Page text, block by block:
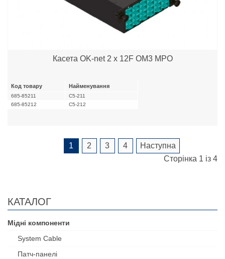
Касета OK-net 2 x 12F OM3 MPO
Код товару Найменування
685-85211
C5-211
685-85212
C5-212
1 2 3 4
Наступна
Сторінка 1 із 4
КАТАЛОГ
Мідні компоненти
System Cable
Патч-панелі